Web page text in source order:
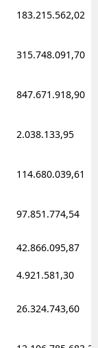
183.215.562,02
315.748.091,70
847.671.918,90
2.038.133,95
114.680.039,61
97.851.774,54
42.866.095,87
4.921.581,30
26.324.743,60